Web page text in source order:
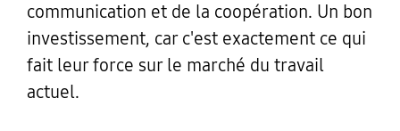
communication et de la coopération. Un bon
investissement, car c'est exactement ce qui
fait leur force sur le marché du travail
actuel.